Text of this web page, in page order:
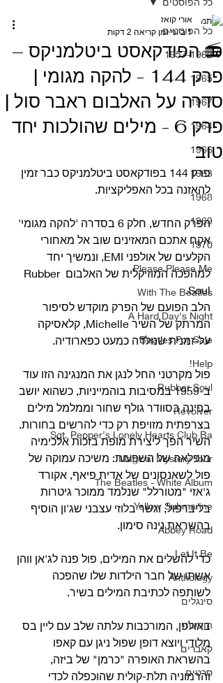
כל הפוסטים
1957-1962
1965
1967
1964
1966
1963
1968
1969
1970
Please Please Me
With The Beatles
A Hard Day's Night
Beatles For Sale
Help!
Rubber Soul
Revolver
Sgt. Pepper's Lonely Hearts Club Ba
Magical Mystery Tour
The Beatles - White Album
Yellow Submarine
Abbey Road
Let It Be
Anthology
סינגלים
הופעות
קאברים
סרטים
📻 הפודקאסט ביטלמניקס –
פרק 144 - להקה מגומי |
סדרה על האלבום ראבר סול |
פרק 6 - מילים שהולכות יחד
טוב
אורי קואז
1 ביוני
זמן קריאה 2 דקות
פרק 144 בפודקאסט ביטלמניקס כבר זמין
להאזנה בכל האפליקציות.
הפרק החדש, חלק 6 בסדרה 'להקה מגומי'
אקח אתכם המאזינים שוב אל מאחורי
הקלעים של אולפני EMI, ונמשיך יחד
למהפכה המוזיקלית של האלבום Rubber
Soul.
הלב הפועם של הפרק מוקדש לסיפור
המרתק של השיר Michelle, קלאסיקה
על-זמנית שנולדה כמעט כפארודיה.
פול מקרטני החל לנגן את המנגינה הזו עוד
ב-1959 במסיבות בוהמייניות, כשהוא יושב
בפינה בסוודר גולף שחור וממלמל מילים
בצרפתית מזויפת רק כדי להרשים בחורות.
השיר הפך ליצירת מופת בזכות אלכימיה
מופלאה של השפעות: משיכה עמוקה של
פול לשאנסונים של אדית פיאף, אקורד
ג'אזי "מטורלל" שנלמד ממוכר גיטרות
בליברפול, וגשר בלוזי עצבני שג'ון הוסיף
בהשראת נינה סימון.
כדי להשלים את המילים, פול פנה לג'אן ווהן
אשתו של חבר הילדות שלו שהפכה
לשותפה לכתיבת המילים בשיר.
באולפן, המורכבות עלתה שלב עם ליין בס
מלודי ויוצא דופן שפול ניגן עם קאפו
בהשראת האופרה "כרמן" של ביזה,
והרמוניה תלת-קולית שהוכפלה לכדי